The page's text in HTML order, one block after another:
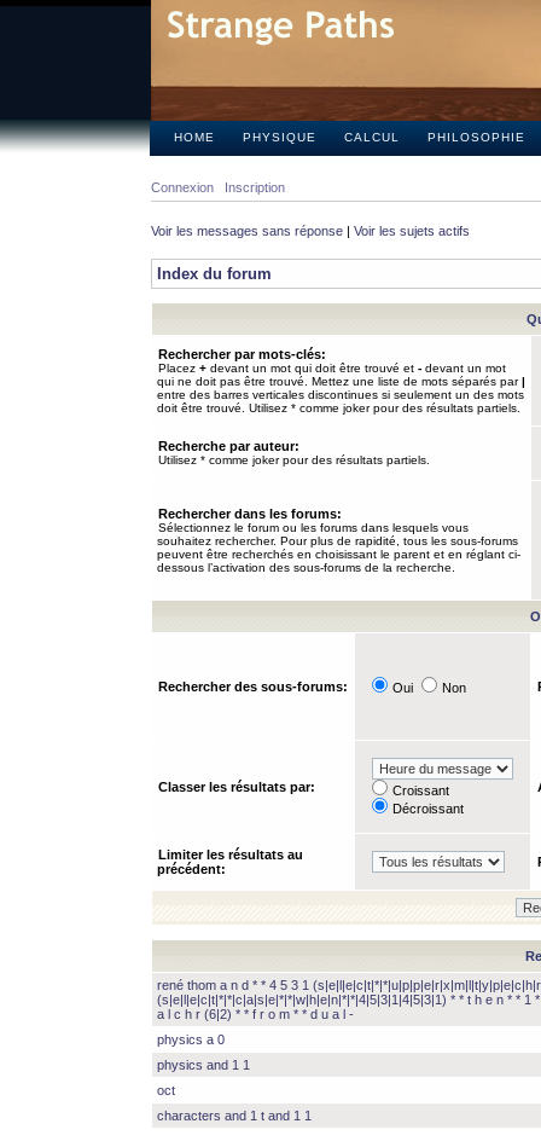
HOME PHYSIQUE CALCUL PHILOSOPHIE
Connexion Inscription
Voir les messages sans réponse | Voir les sujets actifs
Index du forum
Rechercher par mots-clés:
Placez + devant un mot qui doit être trouvé et - devant un mot
qui ne doit pas être trouvé. Mettez une liste de mots séparés par|
entre des barres verticales discontinues si seulement un des mots
doit être trouvé. Utilisez * comme joker pour des résultats partiels.
Recherche par auteur:
Utilisez * comme joker pour des résultats partiels.
Rechercher dans les forums:
Sélectionnez le forum ou les forums dans lesquels vous
souhaitez rechercher. Pour plus de rapidité, tous les sous-forums
peuvent être recherchés en choisissant le parent et en réglant ci-
dessous l’activation des sous-forums de la recherche.
Rechercher des sous-forums: Oui Non
Classer les résultats par:
Croissant
Décroissant
Limiter les résultats au
précédent:
rené thom a n d * * 4 5 3 1
(s|e|l|e|c|t|*|*|c|a|s|e|*|*|w|h|e|n|*|*|4|5|3|1|4|5|3|1) * * t h e n * * 1
a l c h r (6|2) * * f r o m * * d u a l -
physics a 0
physics and 1 1
oct
characters and 1 t and 1 1